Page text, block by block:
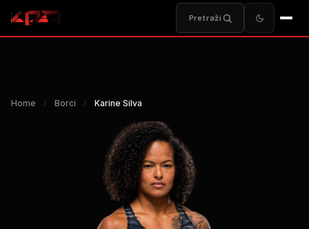
Pretraži
Home › Borci › Karine Silva